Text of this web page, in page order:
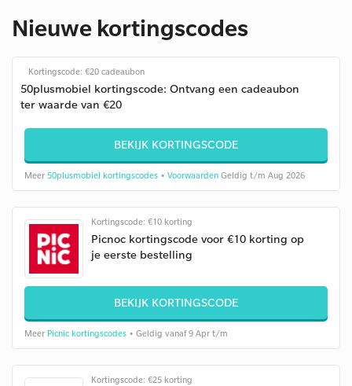
Nieuwe kortingscodes
Kortingscode: €20 cadeaubon
50plusmobiel kortingscode: Ontvang een cadeaubon
ter waarde van €20
BEKIJK KORTINGSCODE
Meer 50plusmobiel kortingscodes • Voorwaarden Geldig t/m Aug 2026
Kortingscode: €10 korting
Picnoc kortingscode voor €10 korting op
je eerste bestelling
BEKIJK KORTINGSCODE
Meer Picnic kortingscodes • Geldig vanaf 9 Apr t/m
Kortingscode: €25 korting